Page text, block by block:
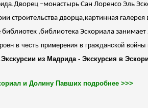
Дворец –монастырь Сан Лоренсо Эль
строительства дворца,картинная
,библиотека Эскориала
в честь примерения в гражданской
Экскурсии из Мадрида - Экскурсия в
и Долину Павших подробнее >>>